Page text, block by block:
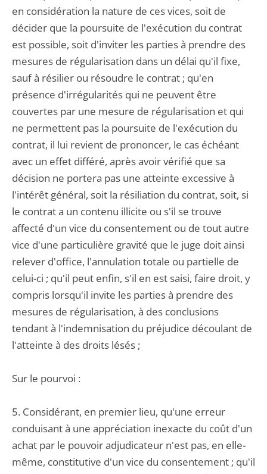
en considération la nature de ces vices, soit de
décider que la poursuite de l'exécution du contrat
est possible, soit d'inviter les parties à prendre des
mesures de régularisation dans un délai qu'il fixe,
sauf à résilier ou résoudre le contrat ; qu'en
présence d'irrégularités qui ne peuvent être
couvertes par une mesure de régularisation et qui
ne permettent pas la poursuite de l'exécution du
contrat, il lui revient de prononcer, le cas échéant
avec un effet différé, après avoir vérifié que sa
décision ne portera pas une atteinte excessive à
l'intérêt général, soit la résiliation du contrat, soit, si
le contrat a un contenu illicite ou s'il se trouve
affecté d'un vice du consentement ou de tout autre
vice d'une particulière gravité que le juge doit ainsi
relever d'office, l'annulation totale ou partielle de
celui-ci ; qu'il peut enfin, s'il en est saisi, faire droit, y
compris lorsqu'il invite les parties à prendre des
mesures de régularisation, à des conclusions
tendant à l'indemnisation du préjudice découlant de
l'atteinte à des droits lésés ;
Sur le pourvoi :
5. Considérant, en premier lieu, qu'une erreur
conduisant à une appréciation inexacte du coût d'un
achat par le pouvoir adjudicateur n'est pas, en elle-
même, constitutive d'un vice du consentement ; qu'il